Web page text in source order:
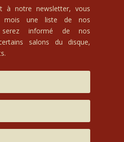
à notre newsletter, vous
mois une liste de nos
informé de nos
salons du disque,